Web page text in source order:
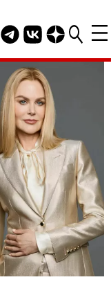
Telegram канал
Группа HELLO
Канал